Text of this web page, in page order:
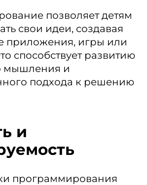
позволяет детям
свои идеи, создавая
приложения, игры или
способствует развитию
мышления и
подхода к решению
и
программирования